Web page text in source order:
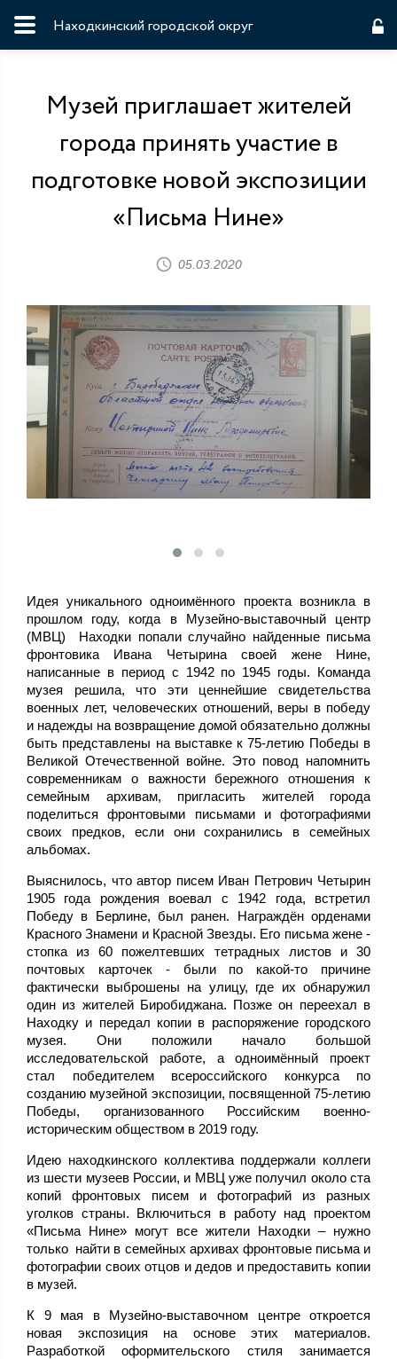
Находкинский городской округ
Музей приглашает жителей
города принять участие в
подготовке новой экспозиции
«Письма Нине»
05.03.2020
Идея уникального одноимённого проекта возникла в
прошлом году, когда в Музейно-выставочный центр
(МВЦ) Находки попали случайно найденные письма
фронтовика Ивана Четырина своей жене Нине,
написанные в период с 1942 по 1945 годы. Команда
музея решила, что эти ценнейшие свидетельства
военных лет, человеческих отношений, веры в победу
и надежды на возвращение домой обязательно должны
быть представлены на выставке к 75-летию Победы в
Великой Отечественной войне. Это повод напомнить
современникам о важности бережного отношения к
семейным архивам, пригласить жителей города
поделиться фронтовыми письмами и фотографиями
своих предков, если они сохранились в семейных
альбомах.
Выяснилось, что автор писем Иван Петрович Четырин
1905 года рождения воевал с 1942 года, встретил
Победу в Берлине, был ранен. Награждён орденами
Красного Знамени и Красной Звезды. Его письма жене -
стопка из 60 пожелтевших тетрадных листов и 30
почтовых карточек - были по какой-то причине
фактически выброшены на улицу, где их обнаружил
один из жителей Биробиджана. Позже он переехал в
Находку и передал копии в распоряжение городского
музея. Они положили начало большой
исследовательской работе, а одноимённый проект
стал победителем всероссийского конкурса по
созданию музейной экспозиции, посвященной 75-летию
Победы, организованного Российским военно-
историческим обществом в 2019 году.
Идею находкинского коллектива поддержали коллеги
из шести музеев России, и МВЦ уже получил около ста
копий фронтовых писем и фотографий из разных
уголков страны. Включиться в работу над проектом
«Письма Нине» могут все жители Находки – нужно
только найти в семейных архивах фронтовые письма и
фотографии своих отцов и дедов и предоставить копии
в музей.
К 9 мая в Музейно-выставочном центре откроется
новая экспозиция на основе этих материалов.
Разработкой оформительского стиля занимается